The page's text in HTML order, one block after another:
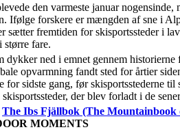
den varmeste januar nogensinde,
Ifølge forskere er mængden af sne i
sætter fremtiden for skisportssteder i
større fare.
ned i emnet gennem historierne
opvarmning fandt sted for årtier
for sidste gang, før skisportsstederne
der blev forladt i de
The Ibs Fjällbok (The Mountainbook
MOMENTS